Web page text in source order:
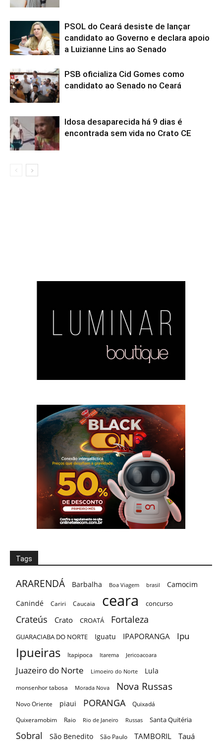
PSOL do Ceará desiste de lançar
candidato ao Governo e declara apoio
a Luizianne Lins ao Senado
PSB oficializa Cid Gomes como
candidato ao Senado no Ceará
Idosa desaparecida há 9 dias é
encontrada sem vida no Crato CE
Tags
ARARENDÁ Barbalha Boa Viagem brasil
Camocim
Canindé
Cariri Caucaia ceara concurso
Crateús Crato CROATÁ Fortaleza
GUARACIABA DO NORTE Iguatu IPAPORANGA Ipu
Ipueiras Itapipoca Itarema Jericoacoara
Juazeiro do Norte Limoeiro do Norte Lula
monsenhor tabosa Morada Nova Nova Russas
Novo Oriente piaui PORANGA
Quixadá
Quixeramobim
Raio Rio de Janeiro Russas Santa Quitéria
Sobral São Benedito São Paulo TAMBORIL Tauá